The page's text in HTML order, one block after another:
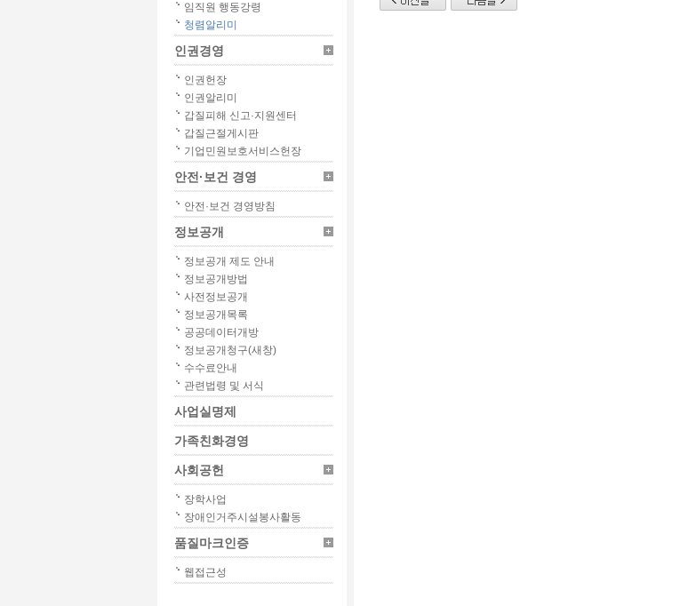
임직원 행동강령
청렴알리미
인권경영
인권헌장
인권알리미
갑질피해 신고·지원센터
갑질근절게시판
기업민원보호서비스헌장
안전·보건 경영
안전·보건 경영방침
정보공개
정보공개 제도 안내
정보공개방법
사전정보공개
정보공개목록
공공데이터개방
정보공개청구(새창)
수수료안내
관련법령 및 서식
사업실명제
가족친화경영
사회공헌
장학사업
장애인거주시설봉사활동
품질마크인증
웹접근성